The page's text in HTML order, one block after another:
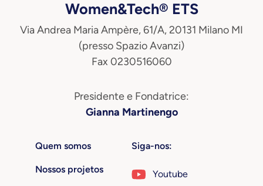
Women&Tech® ETS
Via Andrea Maria Ampère, 61/A, 20131 Milano MI
(presso Spazio Avanzi)
Fax 0230516060
Presidente e Fondatrice:
Gianna Martinengo
Quem somos
Nossos projetos
Siga-nos:
Youtube